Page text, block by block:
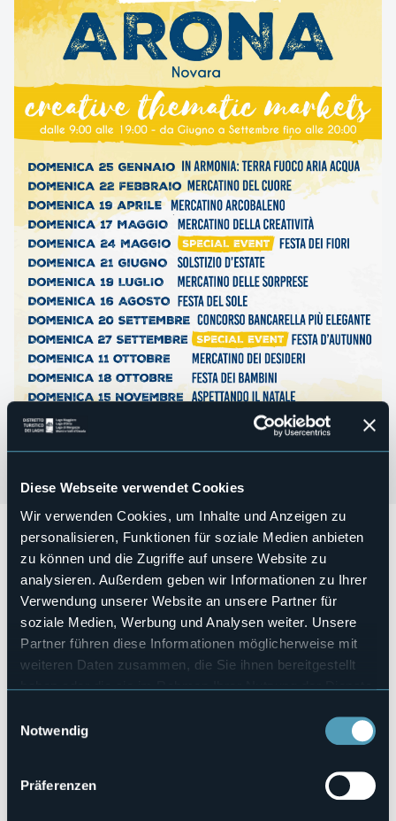
Diese Webseite verwendet Cookies
Wir verwenden Cookies, um Inhalte und Anzeigen zu
personalisieren, Funktionen für soziale Medien anbieten
zu können und die Zugriffe auf unsere Website zu
analysieren. Außerdem geben wir Informationen zu Ihrer
Verwendung unserer Website an unsere Partner für
soziale Medien, Werbung und Analysen weiter. Unsere
Partner führen diese Informationen möglicherweise mit
weiteren Daten zusammen, die Sie ihnen bereitgestellt
haben oder die sie im Rahmen Ihrer Nutzung der Dienste
Notwendig
Präferenzen
Domenica 19 luglio dalle 9:00 alle 20:00, Lungolago di
Arona
Mercatino della Creatività: mercatino delle sorprese.
Esposizione di hobbisti e creativi.
Veranstaltungsmanager
Associazione Mani Magiche
Veranstaltungsort
Lungolago Nassirya
WhatsApp +39 340 9864707
Webseite